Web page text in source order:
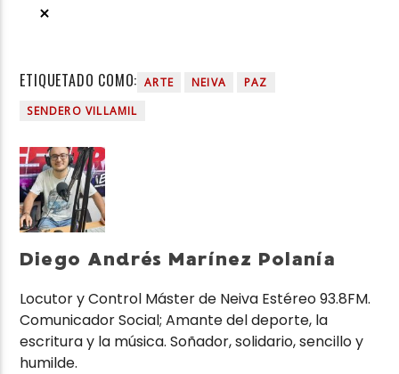
ETIQUETADO COMO: ARTE NEIVA
PAZ
SENDERO VILLAMIL
Diego Andrés Marínez Polanía
Locutor y Control Máster de Neiva Estéreo 93.8FM.
Comunicador Social; Amante del deporte, la
escritura y la música. Soñador, solidario, sencillo y
humilde.